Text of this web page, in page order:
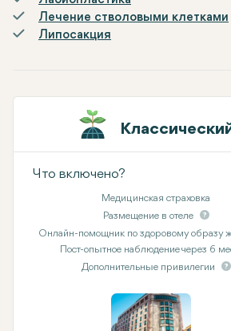
Лечение стволовыми клетками
Липосакция
Что включено?
Медицинская страховка
Размещение в отеле
Онлайн-помощник по здоровому образу
Пост-опытное наблюдение через 6
Дополнительные привилегии